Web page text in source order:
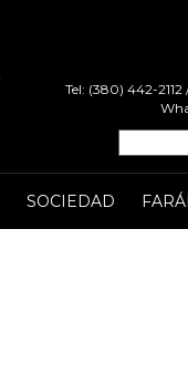
Tel: (380) 442-
SOCIEDAD